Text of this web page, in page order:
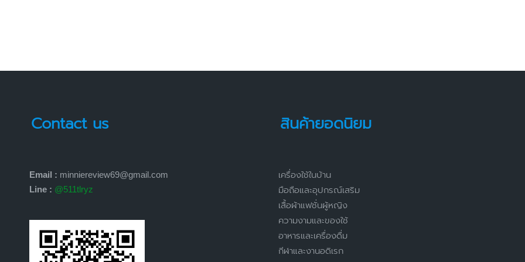
Contact us
Email : minniereview69@gmail.com
Line : @511tlryz
สินค้ายอดนิยม
เครื่องใช้ในบ้าน
มือถือและอุปกรณ์เสริม
เสื้อผ้าแฟชั่นผู้หญิง
ความงามและของใช้
อาหารและเครื่องดื่ม
กีฬาและงานอดิเรก